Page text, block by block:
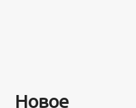
Новое